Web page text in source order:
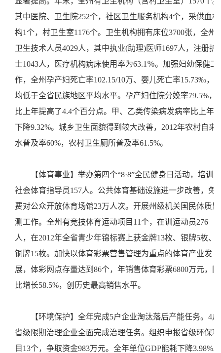
其中医院、卫生院252个，社区卫生服务机构4个，采供血机
构1个，村卫生室1176个。卫生机构拥有床位3700张，全州
卫生技术人员4029人，其中执业(助理)医师1697人，注册护
士1043人，医疗机构病床使用率为63.1％。加强妇幼保健工
作，全州孕产妇死亡率102.15/10万、婴儿死亡率15.73‰，
均低于全省民族地区平均水平。孕产妇住院分娩率79.5%，
比上年提高了4.4个百分点。甲、乙类传染病发病率比上年
下降9.32%。城乡卫生面貌得到较大改善，2012年农村自来
水普及率60%，农村卫生厕所普及率61.5%。
【体育事业】举办第四个“8·8”全民健身日活动，培训
社会体育指导员157人。公共体育基础设施进一步改善，免
费对公众开放体育场馆23万人次。开展州级机关国民体质监
测工作。全州有竞技体育运动项目11个，在训运动员276
人，在2012年全省青少年锦标赛上获金牌13枚、银牌5枚、
铜牌15枚。加快以体育彩票营售管理为重点的体育产业发
展，体彩网点存量达到86个，年销售体育彩票6800万元，同
比增长58.5%，创历史最高销售水平。
【环境保护】全年完成5户企业淘汰落后产能任务。4户
省级限期治理企业全面完成治理任务。组织申报省级环保项
目13个，争取资金983万元。全年单位GDP能耗下降3.98%。